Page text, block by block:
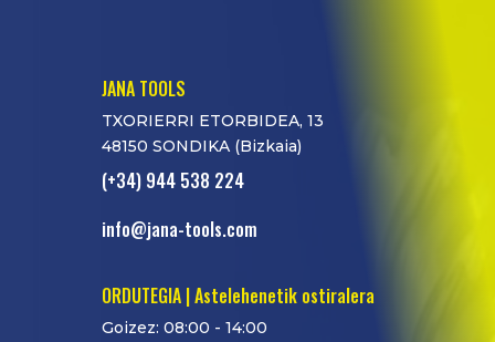
JANA TOOLS
TXORIERRI ETORBIDEA, 13
48150 SONDIKA (Bizkaia)
(+34) 944 538 224
info@jana-tools.com
ORDUTEGIA | Astelehenetik ostiralera
Goizez: 08:00 - 14:00